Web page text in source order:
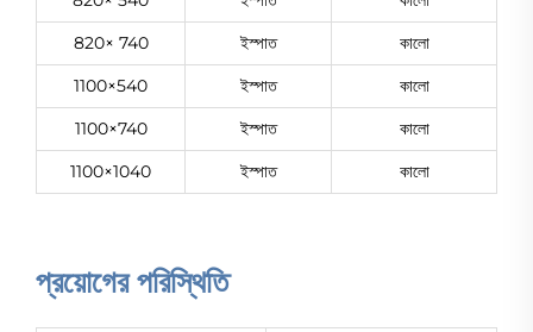
820× 740
ইস্পাত
কালো
1100×540
ইস্পাত
কালো
1100×740
ইস্পাত
কালো
1100×1040
ইস্পাত কালো
প্রয়োগের পরিস্থিতি